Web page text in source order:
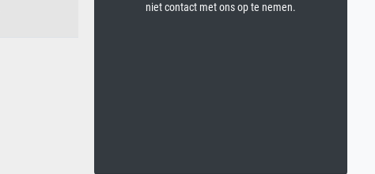
niet contact met ons op te nemen.